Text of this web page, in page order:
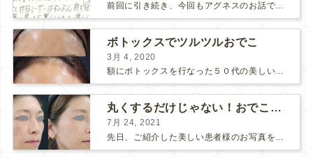
前回に引き続き、今回もアグネスのお話です。 AGNESはとっても良い治療である一方、 欠点もいくつかありますので、そちらもお話ししておきますね。 AGNESの欠点 1. ダウンタイム A...
ボトックスでツルツルおでこ
3月 4, 2020
額にボトックスを行なった５０代の美しい女性です。 エイジングとともに横ジワが目立つようになって、 キメが乱れてツヤが無くなってきます。 ボトックスを額に注射すると 横ジワが目立たなくな...
丸くするだけじゃない！おでこのヒアルロン酸注射
7月 24, 2021